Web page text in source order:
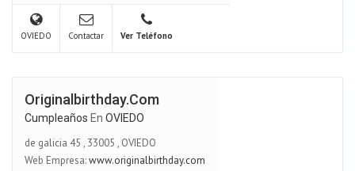
OVIEDO Contactar Ver Teléfono
Originalbirthday.com
Cumpleaños En OVIEDO
de galicia 45 , 33005 , OVIEDO
Web Empresa:www.originalbirthday.com